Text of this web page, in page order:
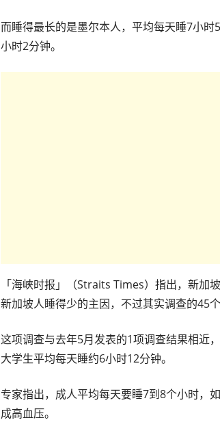
而睡得最长的是墨尔本人，平均每天睡7小
小时2分钟。
「海峡时报」（Straits Times）指出，新加
新加坡人睡得少的主因，不过其实调查的45
这项调查与去年5月发表的1项调查结果相近
大学生平均每天睡约6小时12分钟。
专家指出，成人平均每天要睡7到8个小时，
成高血压。